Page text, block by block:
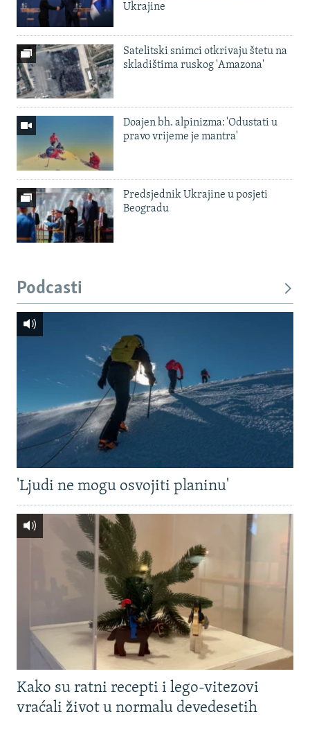
Ukrajine
Satelitski snimci otkrivaju štetu na
skladištima ruskog 'Amazona'
Doajen bh. alpinizma: 'Odustati u
pravo vrijeme je mantra'
Predsjednik Ukrajine u posjeti
Beogradu
Podcasti
'Ljudi ne mogu osvojiti planinu'
Kako su ratni recepti i lego-vitezovi
vraćali život u normalu devedesetih